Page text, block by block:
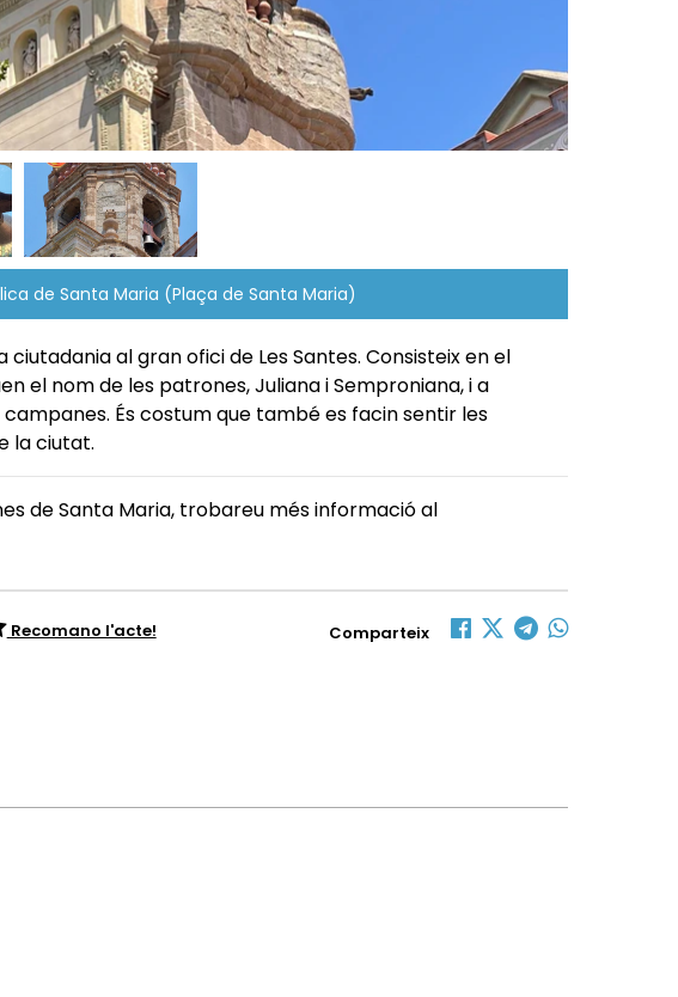
de Santa Maria (Plaça de Santa Maria)
al gran ofici de Les Santes. Consisteix en el
el nom de les patrones, Juliana i Semproniana, i a
És costum que també es facin sentir les
la ciutat.
de Santa Maria, trobareu més informació al
Recomano l'acte! Comparteix